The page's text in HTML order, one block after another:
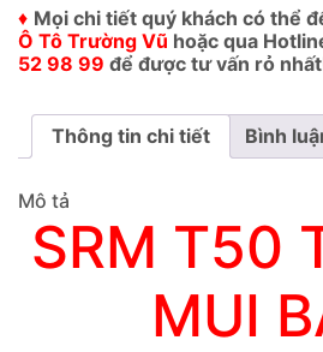
♦ Mọi chi tiết quý khách có thể
Ô Tô Trường Vũ hoặc qua
52 98 99 để được tư vấn rỏ
Thông tin chi tiết Bình
Mô tả
SRM T50
MUI